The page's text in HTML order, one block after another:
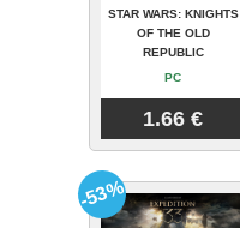
STAR WARS: KNIGHTS
OF THE OLD
REPUBLIC
PC
1.66 €
-53%